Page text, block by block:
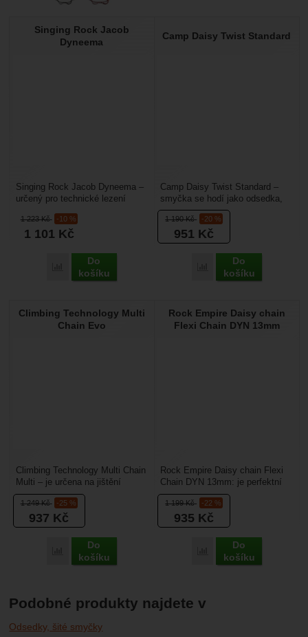
Singing Rock Jacob
Dyneema
1 223Kč -10 %
1 101 Kč
Porovnat
Do
košíku
Singing Rock Jacob Dyneema –
určený pro technické lezení
hákovačky, technické...
Camp Daisy Twist Standard
1 190Kč -20 %
951 Kč
Porovnat
Do
košíku
Camp Daisy Twist Standard –
smyčka se hodí jako odsedka,
kdy má výhodu v tom, že si
snadno vyrobíte délku...
Climbing Technology Multi
Chain Evo
1 249Kč -25 %
937 Kč
Porovnat
Do
košíku
Climbing Technology Multi Chain
Multi – je určena na jištění
během štandování, převazování
nebo slaňování....
Rock Empire Daisy chain
Flexi Chain DYN 13mm
1 199Kč -22 %
935 Kč
Porovnat
Do
košíku
Rock Empire Daisy chain Flexi
Chain DYN 13mm: je perfektní
řešení při vytváření štandu. Máte
osm pevnostních...
Podobné produkty najdete v
Odsedky, šité smyčky